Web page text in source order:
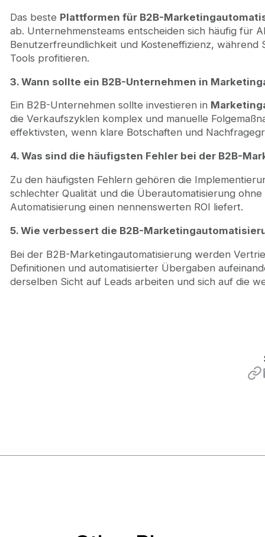
Das beste Plattformen für B2B-
ab. Unternehmensteams entscheiden sich häufig für
Benutzerfreundlichkeit und Kosteneffizienz,
Tools profitieren.
3. Wann sollte ein B2B-Unternehmen in
Ein B2B-Unternehmen sollte investieren in
die Verkaufszyklen komplex und manuelle
effektivsten, wenn klare Botschaften und
4. Was sind die häufigsten Fehler bei der B2B-
Zu den häufigsten Fehlern gehören die
schlechter Qualität und die Überautomatisierung
Automatisierung einen nennenswerten ROI liefert.
5. Wie verbessert die B2B-
Bei der B2B-Marketingautomatisierung werden
Definitionen und automatisierter Übergaben
derselben Sicht auf Leads arbeiten und sich auf die